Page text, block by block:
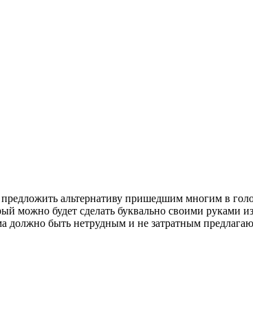
альтернативу пришедшим многим в
можно будет сделать буквально своими руками из
должно быть нетрудным и не затратным предлагаю